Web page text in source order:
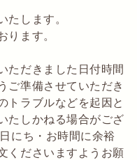
たします。
ります。
ただきました日付時間
ご準備させていただき
トラブルなどを起因と
たしかねる場合がござ
にち・お時間に余裕
くださいますようお願